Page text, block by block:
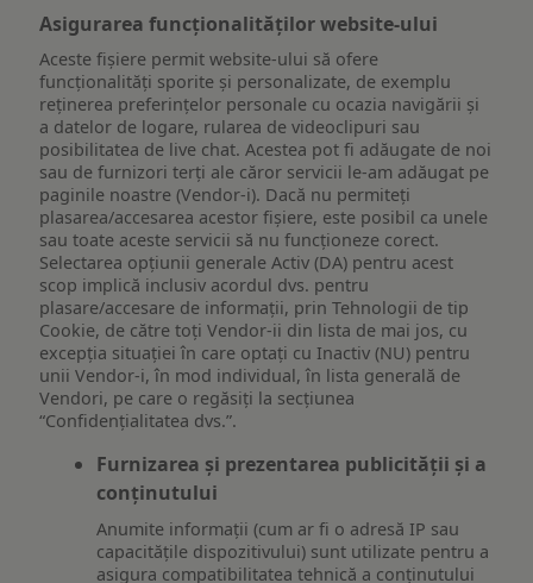
Asigurarea funcționalităților website-ului
Aceste fișiere permit website-ului să ofere
funcționalități sporite și personalizate, de exemplu
reţinerea preferinţelor personale cu ocazia navigării și
a datelor de logare, rularea de videoclipuri sau
posibilitatea de live chat. Acestea pot fi adăugate de noi
sau de furnizori terți ale căror servicii le-am adăugat pe
paginile noastre (Vendor-i). Dacă nu permiteți
plasarea/accesarea acestor fișiere, este posibil ca unele
sau toate aceste servicii să nu funcționeze corect.
Selectarea opțiunii generale Activ (DA) pentru acest
scop implică inclusiv acordul dvs. pentru
plasare/accesare de informații, prin Tehnologii de tip
Cookie, de către toți Vendor-ii din lista de mai jos, cu
excepția situației în care optați cu Inactiv (NU) pentru
unii Vendor-i, în mod individual, în lista generală de
Vendori, pe care o regăsiți la secțiunea
“Confidențialitatea dvs.”.
Furnizarea și prezentarea publicității și a
conținutului
Anumite informații (cum ar fi o adresă IP sau
capacitățile dispozitivului) sunt utilizate pentru a
asigura compatibilitatea tehnică a conținutului